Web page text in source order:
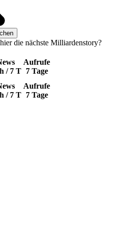
die nächste Milliardenstory?
/ 7 T
Aufrufe
7 Tage
/ 7 T
Aufrufe
7 Tage